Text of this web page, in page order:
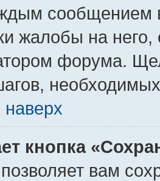
сообщением
жалобы на
форума.
наверх
кнопка
вам